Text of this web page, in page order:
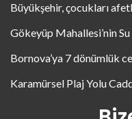
Büyükşehir, çocukları
Gökeyüp Mahallesi’nin
Bornova’ya 7 dönümlük
Karamürsel Plaj Yolu